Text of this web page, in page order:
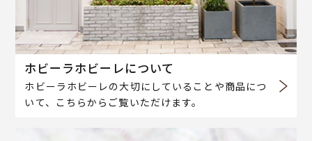
ホビーラホビーレについて
ホビーラホビーレの大切にしていることや商品につ
いて、こちらからご覧いただけます。